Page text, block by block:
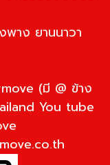
าง ยานนาวา
(มี @ ข้าง
You tube